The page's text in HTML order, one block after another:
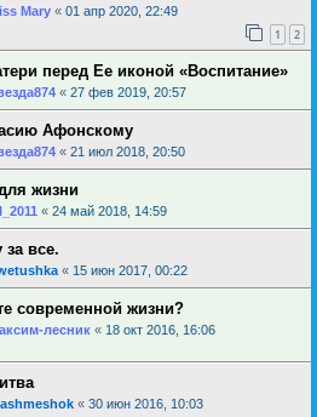
Mary « 01 апр 2020, 22:49
1 2
перед Ее иконой «Воспитание»
« 27 фев 2019, 20:57
Афонскому
« 21 июл 2018, 20:50
жизни
« 24 май 2018, 14:59
все.
« 15 июн 2017, 00:22
современной жизни?
лесник « 18 окт 2016, 16:06
« 30 июн 2016, 10:03